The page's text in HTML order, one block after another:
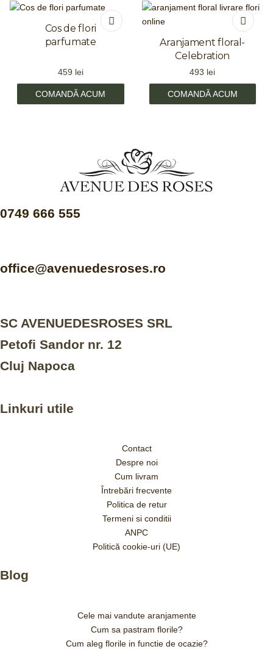
Cos de flori
parfumate
459 lei
COMANDĂ ACUM
Aranjament floral-
Celebration
493 lei
COMANDĂ ACUM
0749 666 555
office@avenuedesroses.ro
SC AVENUEDESROSES SRL
Petofi Sandor nr. 12
Cluj Napoca
Linkuri utile
Contact
Despre noi
Cum livram
Întrebări frecvente
Politica de retur
Termeni si conditii
ANPC
Politică cookie-uri (UE)
Blog
Cele mai vandute aranjamente
Cum sa pastram florile?
Cum aleg florile in functie de ocazie?